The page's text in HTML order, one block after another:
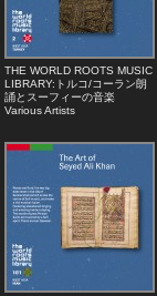
THE WORLD ROOTS MUSIC
LIBRARY:トルコ/コーラン朗
誦とスーフィーの音楽
Various Artists